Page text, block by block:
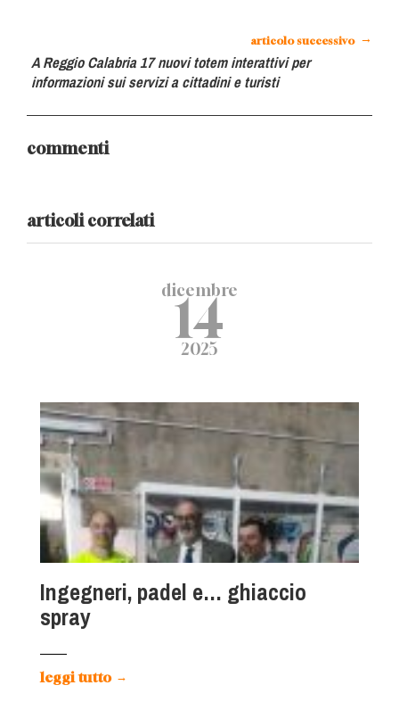
articolo successivo →
A Reggio Calabria 17 nuovi totem interattivi per
informazioni sui servizi a cittadini e turisti
commenti
articoli correlati
dicembre
14
2025
Ingegneri, padel e… ghiaccio
spray
leggi tutto →